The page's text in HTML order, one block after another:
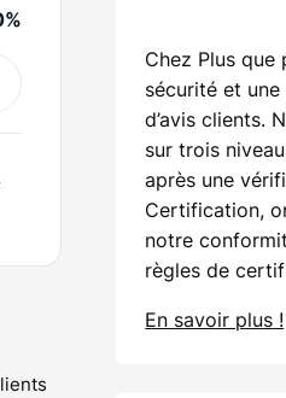
Rapport qualité / prix
Recommandation
Chez Plus
sécurité et
d’avis clients.
sur trois
après une
Certification,
notre
règles de
En savoir plus !